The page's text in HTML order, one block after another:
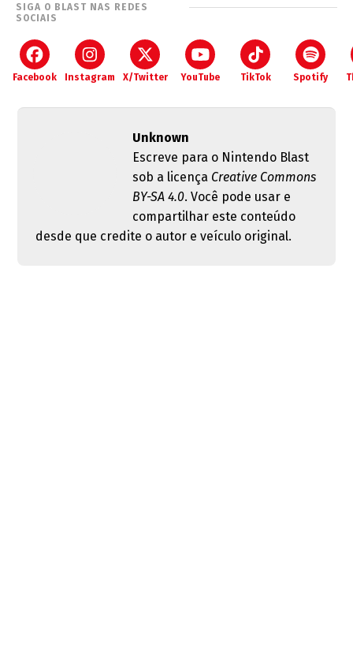
SIGA O BLAST NAS REDES
SOCIAIS
Facebook Instagram X/Twitter YouTube TikTok Spotify
Unknown
Escreve para o Nintendo Blast
sob a licença Creative Commons
BY-SA 4.0. Você pode usar e
compartilhar este conteúdo
desde que credite o autor e veículo original.